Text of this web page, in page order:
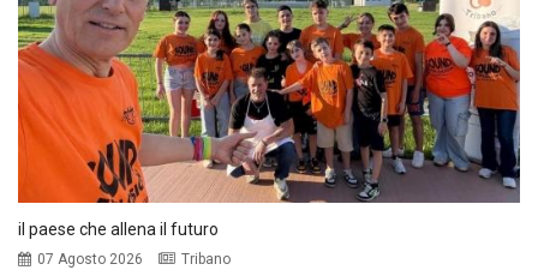
il paese che allena il futuro
07 Agosto 2026 Tribano